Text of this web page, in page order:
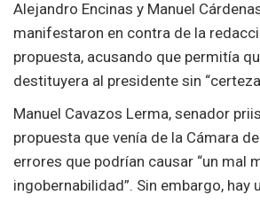
Alejandro Encinas y Manuel
manifestaron en contra de la
propuesta, acusando que permitía
destituyera al presidente sin
Manuel Cavazos Lerma, senador
propuesta que venía de la Cámara
errores que podrían causar “un mal
ingobernabilidad”. Sin embargo, hay